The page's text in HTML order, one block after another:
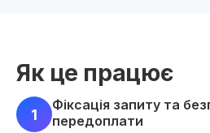
Як це працює
1
Фіксація запиту та
передоплати